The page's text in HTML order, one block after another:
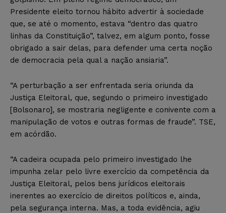
Presidente eleito tornou hábito advertir à sociedade
que, se até o momento, estava “dentro das quatro
linhas da Constituição”, talvez, em algum ponto, fosse
obrigado a sair delas, para defender uma certa noção
de democracia pela qual a nação ansiaria”.
“A perturbação a ser enfrentada seria oriunda da
Justiça Eleitoral, que, segundo o primeiro investigado
[Bolsonaro], se mostraria negligente e conivente com a
manipulação de votos e outras formas de fraude”. TSE,
em acórdão.
“A cadeira ocupada pelo primeiro investigado lhe
impunha zelar pelo livre exercício da competência da
Justiça Eleitoral, pelos bens jurídicos eleitorais
inerentes ao exercício de direitos políticos e, ainda,
pela segurança interna. Mas, a toda evidência, agiu